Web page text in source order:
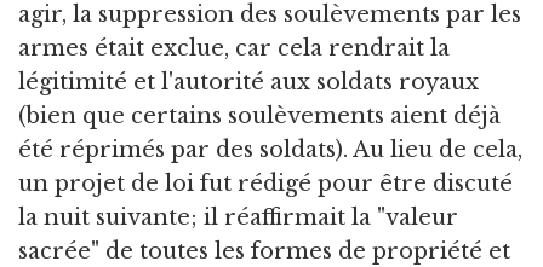
agir, la suppression des soulèvements par les
armes était exclue, car cela rendrait la
légitimité et l'autorité aux soldats royaux
(bien que certains soulèvements aient déjà
été réprimés par des soldats). Au lieu de cela,
un projet de loi fut rédigé pour être discuté
la nuit suivante; il réaffirmait la "valeur
sacrée" de toutes les formes de propriété et